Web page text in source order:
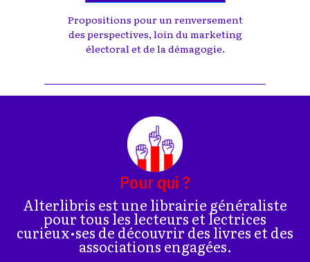
Propositions pour un renversement
des perspectives, loin du marketing
électoral et de la démagogie.
Pour qui ?
Alterlibris est une librairie généraliste
pour tous les lecteurs et lectrices
curieux•ses de découvrir des livres et des
associations engagées.